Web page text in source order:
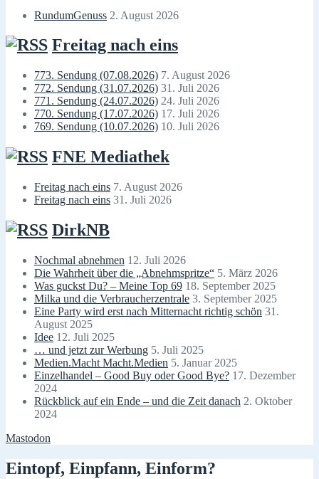
RundumGenuss 2. August 2026
Freitag nach eins
773. Sendung (07.08.2026) 7. August 2026
772. Sendung (31.07.2026) 31. Juli 2026
771. Sendung (24.07.2026) 24. Juli 2026
770. Sendung (17.07.2026) 17. Juli 2026
769. Sendung (10.07.2026) 10. Juli 2026
FNE Mediathek
Freitag nach eins 7. August 2026
Freitag nach eins 31. Juli 2026
DirkNB
Nochmal abnehmen 12. Juli 2026
Die Wahrheit über die „Abnehmspritze“ 5. März 2026
Was guckst Du? – Meine Top 69 18. September 2025
Milka und die Verbraucherzentrale 3. September 2025
Eine Party wird erst nach Mitternacht richtig schön 31.
August 2025
Idee 12. Juli 2025
… und jetzt zur Werbung 5. Juli 2025
Medien.Macht Macht.Medien 5. Januar 2025
Einzelhandel – Good Buy oder Good Bye? 17. Dezember
2024
Rückblick auf ein Ende – und die Zeit danach 2. Oktober
2024
Mastodon
Eintopf, Einpfann, Einform?